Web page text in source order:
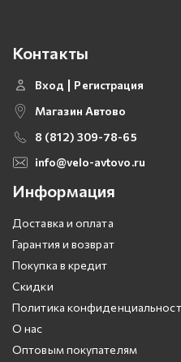
Контакты
Вход
Регистрация
Магазин Автово
8 (812) 309-78-65
info@velo-avtovo.ru
Информация
Доставка и оплата
Гарантия и возврат
Покупка в кредит
Скидки
Политика
О нас
Оптовым покупателям